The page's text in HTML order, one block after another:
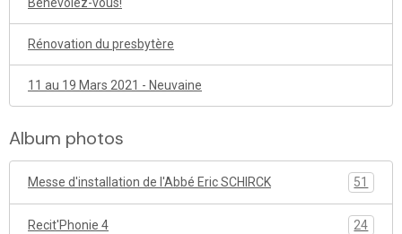
Rénovation du presbytère
11 au 19 Mars 2021 - Neuvaine
Album photos
Messe d'installation de l'Abbé Eric SCHIRCK 51
Recit'Phonie 4 24